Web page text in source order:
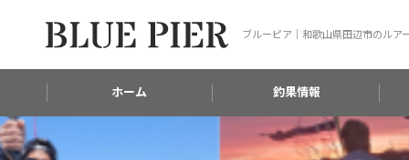
ブルーピア｜和歌山県田辺市のルア
ホーム 釣果情報